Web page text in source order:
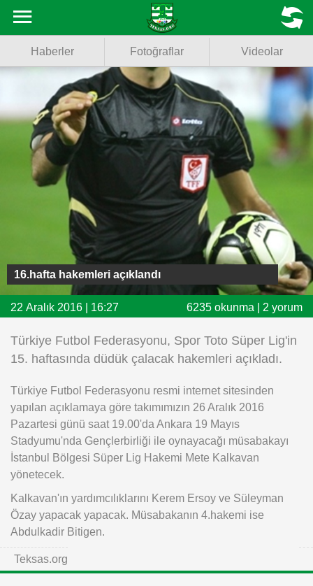
Fotoğraflar
Videolar
Basketbol
Voleybol
Puan Durumu
Fikstür
Facebook
Twitter
Instagram
iOS
MENU
Haberler Fotoğraflar Videolar
16.hafta hakemleri açıklandı
22 Aralık 2016 | 16:27 6235 okunma | 2 yorum
Türkiye Futbol Federasyonu, Spor Toto Süper Lig'in
15. haftasında düdük çalacak hakemleri açıkladı.
Türkiye Futbol Federasyonu resmi internet sitesinden
yapılan açıklamaya göre takımımızın 26 Aralık 2016
Pazartesi günü saat 19.00'da Ankara 19 Mayıs
Stadyumu'nda Gençlerbirliği ile oynayacağı müsabakayı
İstanbul Bölgesi Süper Lig Hakemi Mete Kalkavan
yönetecek.
Kalkavan'ın yardımcılıklarını Kerem Ersoy ve Süleyman
Özay yapacak yapacak. Müsabakanın 4.hakemi ise
Abdulkadir Bitigen.
Teksas.org